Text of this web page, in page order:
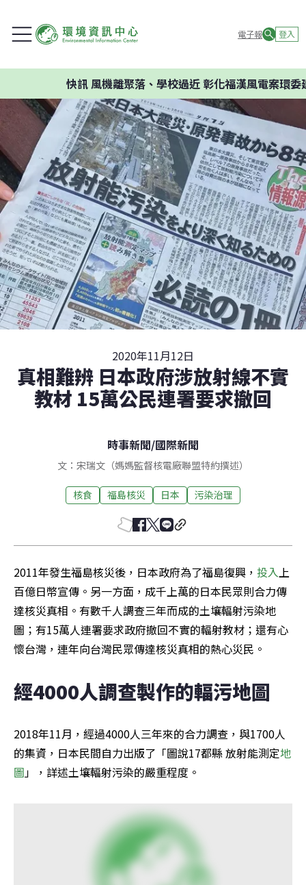
電子報 登入
風機離聚落、學校過近 彰化福漢風電案環委建議不
2020年11月12日
真相難辨 日本政府涉放射線不實
教材 15萬公民連署要求撤回
時事新聞/國際新聞
文：宋瑞文（媽媽監督核電廠聯盟特約撰述）
核食 福島核災 日本 污染治理
2011年發生福島核災後，日本政府為了福島復興， 投入上
百億日幣宣傳。另一方面，成千上萬的日本民眾則合力傳
達核災真相。有數千人調查三年而成的土壤輻射污染地
圖；有15萬人連署要求政府撤回不實的輻射教材；還有心
懷台灣，連年向台灣民眾傳達核災真相的熱心災民。
經4000人調查製作的輻污地圖
2018年11月，經過4000人三年來的合力調查，與1700人
的集資，日本民間自力出版了「圖說17都縣 放射能測定地
圖」，詳述土壤輻射污染的嚴重程度。